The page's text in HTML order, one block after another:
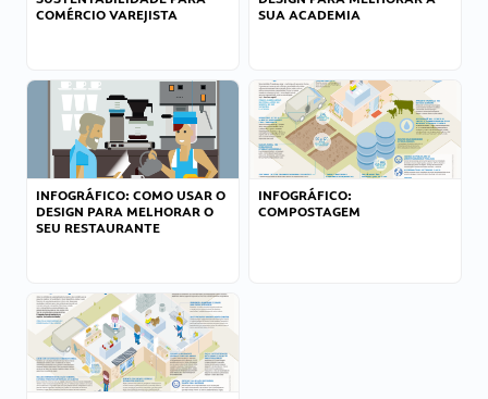
COMÉRCIO VAREJISTA
SUA ACADEMIA
INFOGRÁFICO: COMO USAR O
DESIGN PARA MELHORAR O
SEU RESTAURANTE
INFOGRÁFICO:
COMPOSTAGEM